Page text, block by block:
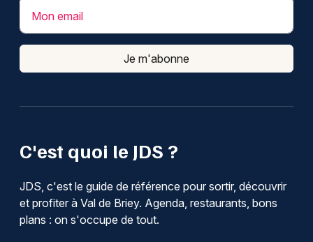
C'est quoi le JDS ?
JDS, c'est le guide de référence pour sortir, découvrir
et profiter à Val de Briey. Agenda, restaurants, bons
plans : on s'occupe de tout.
Mon email
Je m'abonne